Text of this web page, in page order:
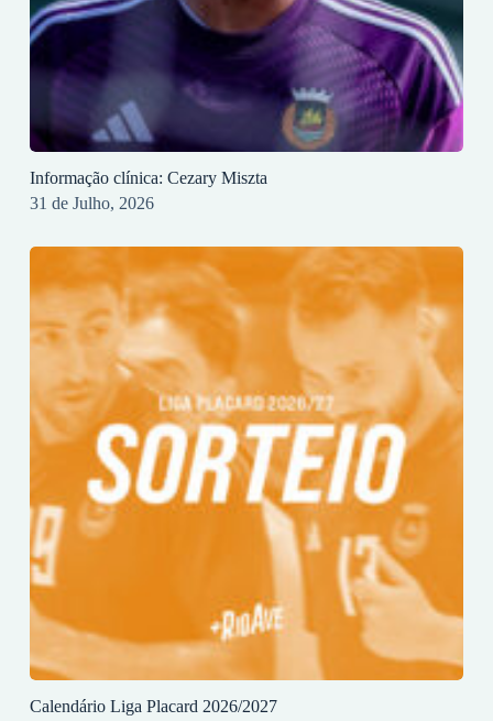
Informação clínica: Cezary Miszta
31 de Julho, 2026
Calendário Liga Placard 2026/2027